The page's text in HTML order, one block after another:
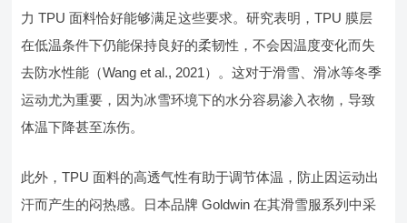
力 TPU 面料恰好能够满足这些要求。研究表明，TPU 膜层
在低温条件下仍能保持良好的柔韧性，不会因温度变化而失
去防水性能（Wang et al., 2021）。这对于滑雪、滑冰等冬季
运动尤为重要，因为冰雪环境下的水分容易渗入衣物，导致
体温下降甚至冻伤。
此外，TPU 面料的高透气性有助于调节体温，防止因运动出
汗而产生的闷热感。日本品牌 Goldwin 在其滑雪服系列中采